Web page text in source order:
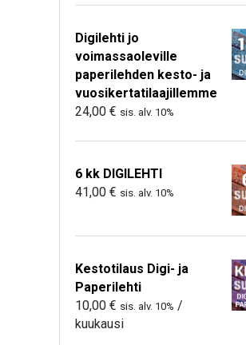
Digilehti jo
voimassaoleville
paperilehden kesto- ja
vuosikertatilaajillemme
24,00 € sis. alv. 10%
6 kk DIGILEHTI
41,00 € sis. alv. 10%
Kestotilaus Digi- ja
Paperilehti
10,00 € sis. alv. 10% /
kuukausi